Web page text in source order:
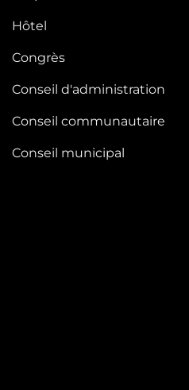
Hôtel
Congrès
Conseil d'administration
Conseil communautaire
Conseil municipal